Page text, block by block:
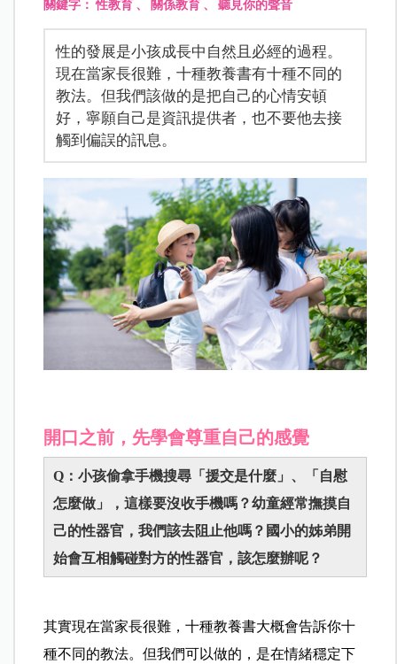
關鍵字：性教育 、 關係教育 、聽見你的聲音
性的發展是小孩成長中自然且必經的過程。
現在當家長很難，十種教養書有十種不同的
教法。但我們該做的是把自己的心情安頓
好，寧願自己是資訊提供者，也不要他去接
觸到偏誤的訊息。
開口之前，先學會尊重自己的感覺
Q：小孩偷拿手機搜尋「援交是什麼」、「自慰
怎麼做」，這樣要沒收手機嗎？幼童經常撫摸自
己的性器官，我們該去阻止他嗎？國小的姊弟開
始會互相觸碰對方的性器官，該怎麼辦呢？
其實現在當家長很難，十種教養書大概會告訴你十
種不同的教法。但我們可以做的，是在情緒穩定下